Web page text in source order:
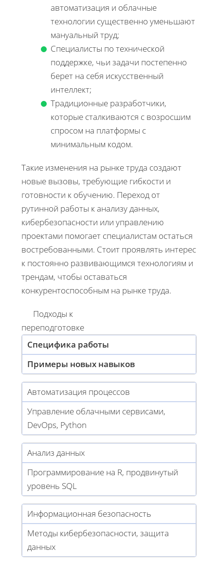
автоматизация и облачные
технологии существенно уменьшают
мануальный труд;
Специалисты по технической
поддержке, чьи задачи постепенно
берет на себя искусственный
интеллект;
Традиционные разработчики,
которые сталкиваются с возросшим
спросом на платформы с
минимальным кодом.
Такие изменения на рынке труда создают
новые вызовы, требующие гибкости и
готовности к обучению. Переход от
рутинной работы к анализу данных,
кибербезопасности или управлению
проектами помогает специалистам остаться
востребованными. Стоит проявлять интерес
к постоянно развивающимся технологиям и
трендам, чтобы оставаться
конкурентоспособным на рынке труда.
Подходы к
переподготовке
Специфика работы
Примеры новых навыков
Автоматизация процессов
Управление облачными сервисами,
DevOps, Python
Анализ данных
Программирование на R, продвинутый
уровень SQL
Информационная безопасность
Методы кибербезопасности, защита
данных